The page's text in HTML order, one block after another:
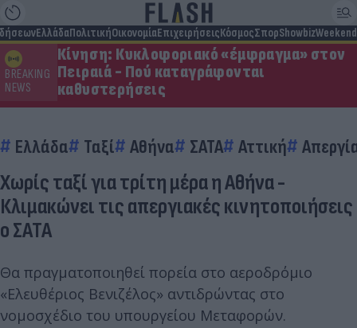
ΕλλάδαΠολιτικήΟικονομίαΕπιχειρήσειςΚόσμοςΣπορShowbizWeekend
BREAKING
NEWS
Κίνηση: Κυκλοφοριακό «έμφραγμα» στον
Πειραιά - Πού καταγράφονται
καθυστερήσεις
Ελλάδα Ταξί Αθήνα ΣΑΤΑ Αττική
Χωρίς ταξί για τρίτη μέρα η Αθήνα -
Κλιμακώνει τις απεργιακές κινητοποιήσεις
ο ΣΑΤΑ
Θα πραγματοποιηθεί πορεία στο αεροδρόμιο
«Ελευθέριος Βενιζέλος» αντιδρώντας στο
νομοσχέδιο του υπουργείου Μεταφορών.